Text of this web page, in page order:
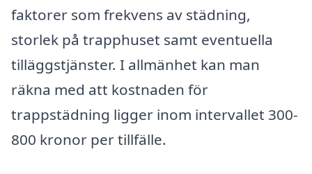
faktorer som frekvens av städning,
storlek på trapphuset samt eventuella
tilläggstjänster. I allmänhet kan man
räkna med att kostnaden för
trappstädning ligger inom intervallet 300-
800 kronor per tillfälle.